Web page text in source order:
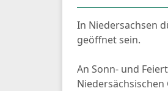
In Niedersachsen
geöffnet sein.
An Sonn- und